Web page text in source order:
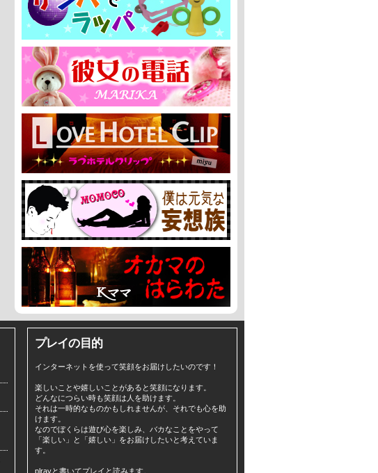
プレイの目的
インターネットを使って笑顔をお届けしたいのです！
楽しいことや嬉しいことがあると笑顔になります。
どんなにつらい時も笑顔は人を助けます。
それは一時的なものかもしれませんが、それでも心を助
けます。
なのでぼくらは遊び心を楽しみ、バカなことをやって
「楽しい」と「嬉しい」をお届けしたいと考えていま
す。
plrayと書いてプレイと読みます。